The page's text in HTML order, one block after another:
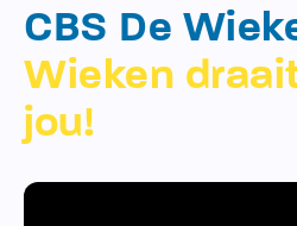
CBS De
Wieken
jou!